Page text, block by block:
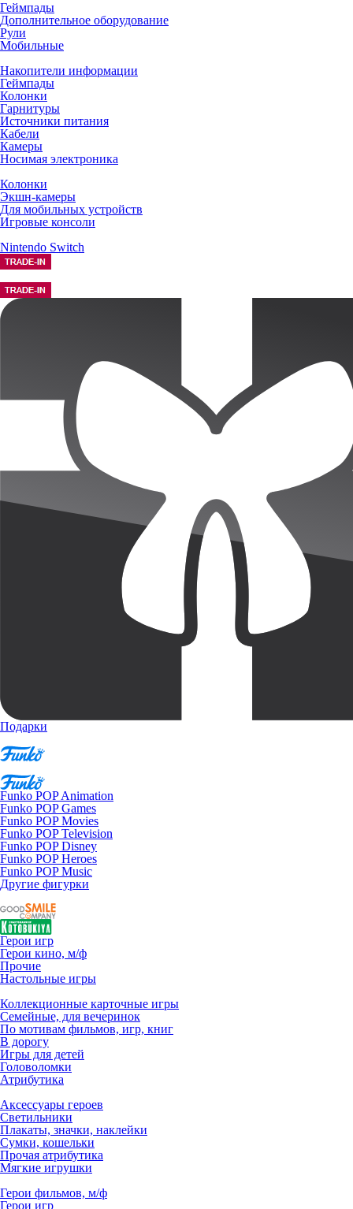
Геймпады
Дополнительное оборудование
Рули
Мобильные
Накопители информации
Геймпады
Колонки
Гарнитуры
Источники питания
Кабели
Камеры
Носимая электроника
Колонки
Экшн-камеры
Для мобильных устройств
Игровые консоли
Nintendo Switch
Подарки
Funko POP Animation
Funko POP Games
Funko POP Movies
Funko POP Television
Funko POP Disney
Funko POP Heroes
Funko POP Music
Другие фигурки
Герои игр
Герои кино, м/ф
Прочие
Настольные игры
Коллекционные карточные игры
Семейные, для вечеринок
По мотивам фильмов, игр, книг
В дорогу
Игры для детей
Головоломки
Атрибутика
Аксессуары героев
Светильники
Плакаты, значки, наклейки
Сумки, кошельки
Прочая атрибутика
Мягкие игрушки
Герои фильмов, м/ф
Герои игр